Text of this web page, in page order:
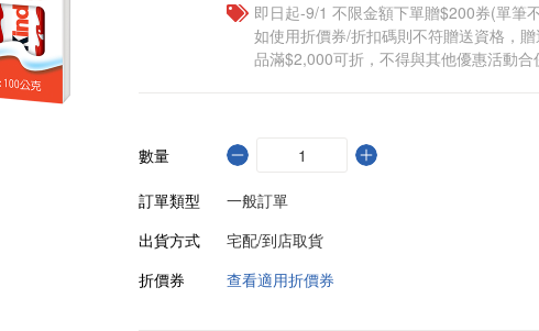
即日起-9/1 不限金額下單贈$200券(單筆
如使用折價券/折扣碼則不符贈送資格，
品滿$2,000可折，不得與其他優惠活動合
數量
訂單類型
一般訂單
出貨方式
宅配/到店取貨
折價券
查看適用折價券